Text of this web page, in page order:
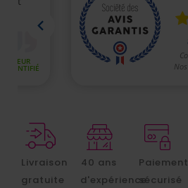
Livraison
gratuite
40 ans
d'expérience
Paiement
sécurisé